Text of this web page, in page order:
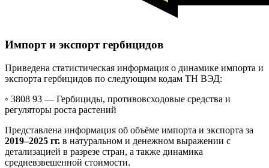
Импорт и экспорт гербицидов
Приведена статистическая информация о динамике импорта и
экспорта гербицидов по следующим кодам ТН ВЭД:
◦ 3808 93 — Гербициды, противовсходовые средства и
регуляторы роста растений
Представлена информация об объёме импорта и экспорта за
2019–2025 гг. в натуральном и денежном выражении с
детализацией в разрезе стран, а также динамика
средневзвешенной стоимости.